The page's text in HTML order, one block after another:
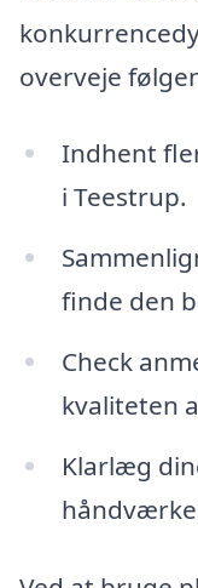
overveje
Indhent
i Teestrup.
finde den
Check
kvaliteten
Klarlæg